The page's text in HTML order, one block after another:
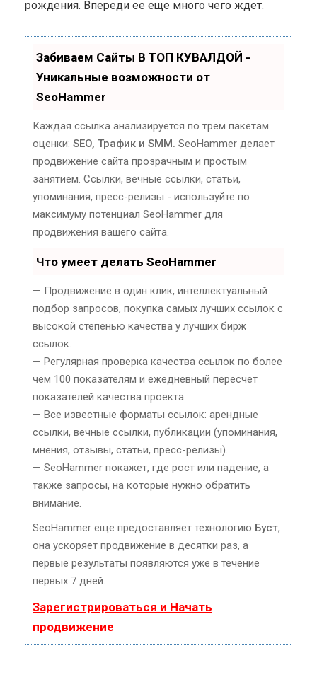
рождения. Впереди ее еще много чего ждет.
Забиваем Сайты В ТОП КУВАЛДОЙ -
Уникальные возможности от
SeoHammer
Каждая ссылка анализируется по трем пакетам
оценки: SEO, Трафик и SMM. SeoHammer делает
продвижение сайта прозрачным и простым
занятием. Ссылки, вечные ссылки, статьи,
упоминания, пресс-релизы - используйте по
максимуму потенциал SeoHammer для
продвижения вашего сайта.
Что умеет делать SeoHammer
— Продвижение в один клик, интеллектуальный
подбор запросов, покупка самых лучших ссылок с
высокой степенью качества у лучших бирж
ссылок.
— Регулярная проверка качества ссылок по более
чем 100 показателям и ежедневный пересчет
показателей качества проекта.
— Все известные форматы ссылок: арендные
ссылки, вечные ссылки, публикации (упоминания,
мнения, отзывы, статьи, пресс-релизы).
— SeoHammer покажет, где рост или падение, а
также запросы, на которые нужно обратить
внимание.
SeoHammer еще предоставляет технологию Буст,
она ускоряет продвижение в десятки раз, а
первые результаты появляются уже в течение
первых 7 дней.
Зарегистрироваться и Начать
продвижение